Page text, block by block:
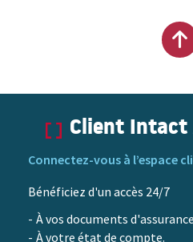
en
du
Client Intact
Connectez-vous à l’espace
Bénéficiez d'un accès 24/7
À vos documents
À votre état de compte.